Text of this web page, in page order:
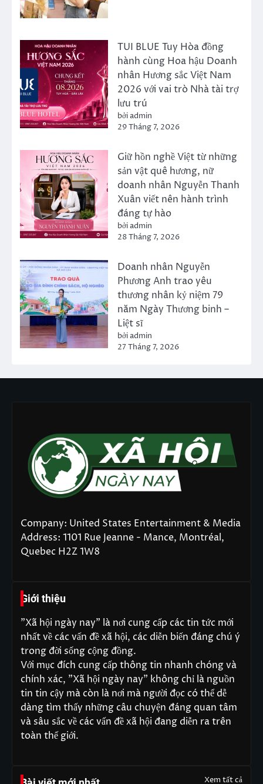
TUI BLUE Tuy Hòa đồng
hành cùng Hoa hậu Doanh
nhân Hương sắc Việt Nam
2026 với vai trò Nhà tài trợ
lưu trú
bởi admin
29 Tháng 7, 2026
Giữ hồn nghề Việt từ những
sản vật quê hương, nữ
doanh nhân Nguyễn Thanh
Xuân viết nên hành trình
đáng tự hào
bởi admin
28 Tháng 7, 2026
Doanh nhân Nguyễn
Phương Anh trao yêu
thương nhân kỷ niệm 79
năm Ngày Thương binh –
Liệt sĩ
bởi admin
27 Tháng 7, 2026
Company: United States Entertainment & Media
Address: 1101 Rue Jeanne - Mance, Montréal,
Quebec H2Z 1W8
Giới thiệu
"Xã hội ngày nay" là nơi cung cấp các tin tức mới
nhất về các vấn đề xã hội, các diễn biến đáng chú ý
trong đời sống cộng đồng.
Với mục đích cung cấp thông tin nhanh chóng và
chính xác, "Xã hội ngày nay" không chỉ là nguồn
tin tin cậy mà còn là nơi mà người đọc có thể dễ
dàng tìm thấy những câu chuyện đáng quan tâm
và sâu sắc về các vấn đề xã hội đang diễn ra trên
toàn thế giới.
Xem tất cả